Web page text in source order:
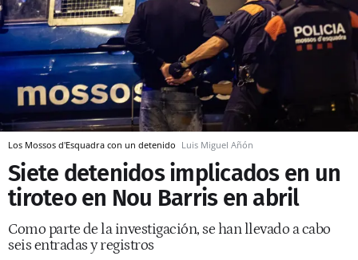
Los Mossos d'Esquadra con un detenido Luis Miguel Añón
Siete detenidos implicados en un
tiroteo en Nou Barris en abril
Como parte de la investigación, se han llevado a cabo
seis entradas y registros